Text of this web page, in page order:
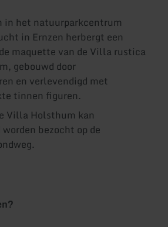
in het natuurparkcentrum
in Ernzen herbergt een
maquette van de Villa rustica
gebouwd door
en verlevendigd met
tinnen figuren.
Villa Holsthum kan
bezocht op de